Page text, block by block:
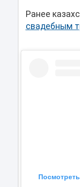
Ранее
свадебным